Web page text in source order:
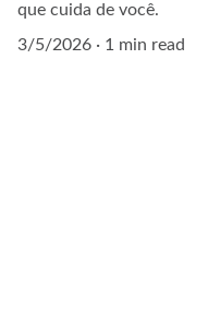
que cuida de você.
3/5/2026
1 min read